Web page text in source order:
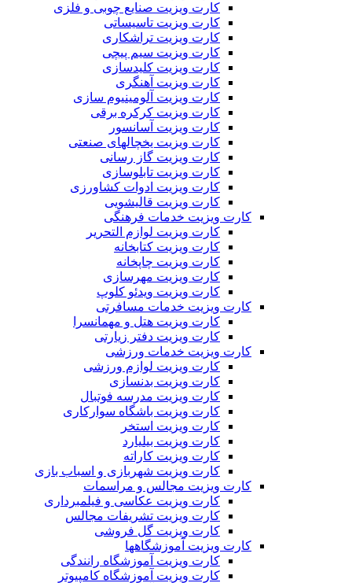
کارت ویزیت صنایع چوبی و فلزی
کارت ویزیت تاسیساتی
کارت ویزیت تراشکاری
کارت ویزیت سیم پیچی
کارت ویزیت کلیدسازی
کارت ویزیت آهنگری
کارت ویزیت آلومینیوم سازی
کارت ویزیت کرکره برقی
کارت ویزیت آسانسور
کارت ویزیت یخچالهای صنعتی
کارت ویزیت گاز رسانی
کارت ویزیت تابلوسازی
کارت ویزیت ادوات کشاورزی
کارت ویزیت قالیشویی
کارت ویزیت خدمات فرهنگی
کارت ویزیت لوازم التحریر
کارت ویزیت کتابخانه
کارت ویزیت چاپخانه
کارت ویزیت مهرسازی
کارت ویزیت ویدئو کلوپ
کارت ویزیت خدمات مسافرتی
کارت ویزیت هتل و مهمانسرا
کارت ویزیت دفتر زیارتی
کارت ویزیت خدمات ورزشی
کارت ویزیت لوازم ورزشی
کارت ویزیت بدنسازی
کارت ویزیت مدرسه فوتبال
کارت ویزیت باشگاه سوارکاری
کارت ویزیت استخر
کارت ویزیت بیلیارد
کارت ویزیت کاراته
کارت ویزیت شهربازی و اسباب بازی
کارت ویزیت مجالس و مراسمات
کارت ویزیت عکاسی و فیلمبرداری
کارت ویزیت تشریفات مجالس
کارت ویزیت گل فروشی
کارت ویزیت آموزشگاهها
کارت ویزیت آموزشگاه رانندگی
کارت ویزیت آموزشگاه کامپیوتر